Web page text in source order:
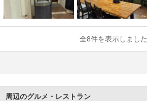
全8件を表示しました
周辺のグルメ・レストラン